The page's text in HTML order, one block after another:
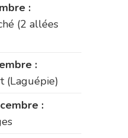
:
(2 allées
:
(Laguépie)
: